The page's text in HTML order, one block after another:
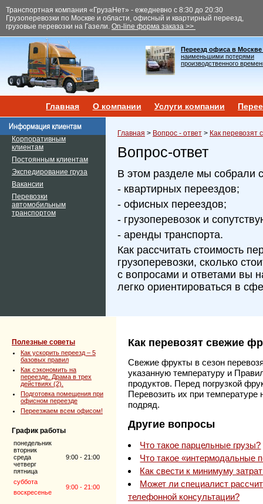
Транспортная компания «ГрузаНет» - ежедневно с 8:30 до 20:30
Грузоперевозки по Москве и области, офисный и квартирный переезд,
грузовые перевозки на Газели. On-line форма заказа >>
Переезд офиса в Москве
наименьшими потерями
производственного
Главная О компании Услуги компании
Корпоративным
клиентам
Постоянным клиентам
Экспедирование груза
Вакансии
Перевозки
автомобильным
транспортом
Главная > Вопрос - ответ > Как перевозят
Вопрос-ответ
В этом разделе мы собрали
- квартирных переездов;
- офисных переездов;
- грузоперевозок и
- аренды транспорта.
Как рассчитать стоимость
грузоперевозки, сколько
с вопросами и ответами вы
легко ориентироваться в
Полезные советы
Как ускорить переезд – 5
базовых правил
Как сэкономить на
переезде. Драма в трех
действиях (2).
Подготовка помещения при
офисном переезде
Переезжаем всем офисом!
График работы
понедельник
вторник
среда
четверг
пятница
9:00 - 21:00
суббота
9:00 - 21:00
воскресенье
Как перевозят свежие
Свежие фрукты в сезон
указанную температуру и
продуктов. Перед погрузкой
Перевозить их при
подряд.
Другие вопросы
Что такое парцельные грузы?
Что такое «интермодальные
Как свести к минимуму
Может ли специалист
телефонной консультации?